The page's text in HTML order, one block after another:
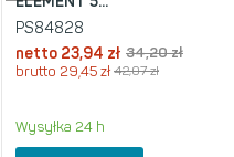
PS84828
netto 23,94 zł 34,20 zł
brutto 29,45 zł 42,07 zł
Wysyłka 24 h